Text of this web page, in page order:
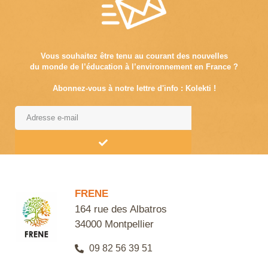
Vous souhaitez être tenu au courant des nouvelles
du monde de l’éducation à l’environnement en France ?
Abonnez-vous à notre lettre d'info : Kolekti !
FRENE
164 rue des Albatros
34000 Montpellier
09 82 56 39 51